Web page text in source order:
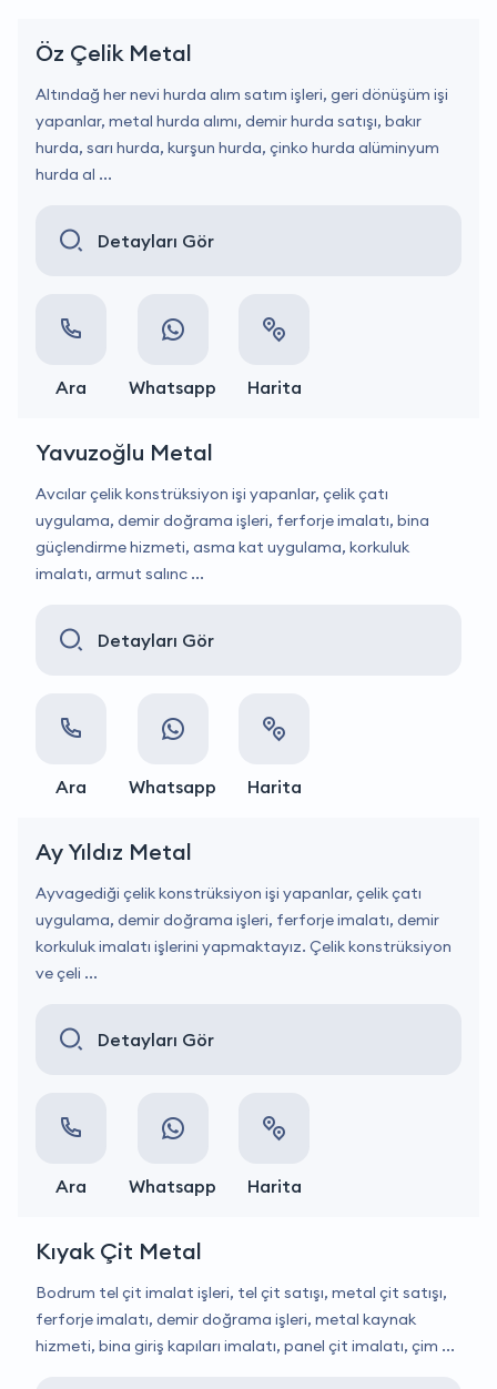
Öz Çelik Metal
Altındağ her nevi hurda alım satım işleri, geri dönüşüm işi
yapanlar, metal hurda alımı, demir hurda satışı, bakır
hurda, sarı hurda, kurşun hurda, çinko hurda alüminyum
hurda al ...
Detayları Gör
Ara Whatsapp Harita
Yavuzoğlu Metal
Avcılar çelik konstrüksiyon işi yapanlar, çelik çatı
uygulama, demir doğrama işleri, ferforje imalatı, bina
güçlendirme hizmeti, asma kat uygulama, korkuluk
imalatı, armut salınc ...
Detayları Gör
Ara Whatsapp Harita
Ay Yıldız Metal
Ayvagediği çelik konstrüksiyon işi yapanlar, çelik çatı
uygulama, demir doğrama işleri, ferforje imalatı, demir
korkuluk imalatı işlerini yapmaktayız. Çelik konstrüksiyon
ve çeli ...
Detayları Gör
Ara Whatsapp Harita
Kıyak Çit Metal
Bodrum tel çit imalat işleri, tel çit satışı, metal çit satışı,
ferforje imalatı, demir doğrama işleri, metal kaynak
hizmeti, bina giriş kapıları imalatı, panel çit imalatı, çim ...